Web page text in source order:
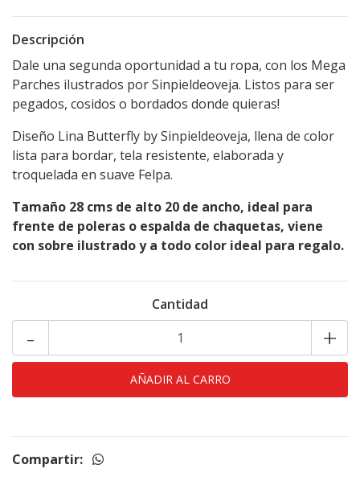
Descripción
Dale una segunda oportunidad a tu ropa, con los Mega
Parches ilustrados por Sinpieldeoveja. Listos para ser
pegados, cosidos o bordados donde quieras!
Diseño Lina Butterfly by Sinpieldeoveja, llena de color
lista para bordar, tela resistente, elaborada y
troquelada en suave Felpa.
Tamaño 28 cms de alto 20 de ancho, ideal para
frente de poleras o espalda de chaquetas, viene
con sobre ilustrado y a todo color ideal para regalo.
Cantidad
- +
Compartir: